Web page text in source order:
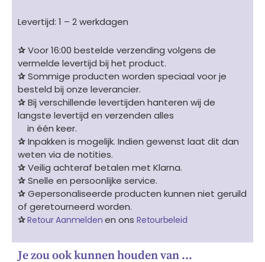
Levertijd: 1 – 2 werkdagen
✰Voor 16:00 bestelde verzending volgens de
vermelde levertijd bij het product.
✰Sommige producten worden speciaal voor je
besteld bij onze leverancier.
✰Bij verschillende levertijden hanteren wij de
langste levertijd en verzenden alles
in één keer.
✰Inpakken is mogelijk. Indien gewenst laat dit dan
weten via de notities.
✰Veilig achteraf betalen met Klarna.
✰Snelle en persoonlijke service.
✰Gepersonaliseerde producten kunnen niet geruild
of geretourneerd worden.
✰Retour Aanmelden en ons Retourbeleid
Je zou ook kunnen houden van …